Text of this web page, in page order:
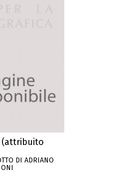
(attribuito
DI ADRIANO